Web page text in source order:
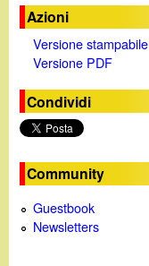
Azioni
Versione stampabile
Versione PDF
Condividi
Community
Guestbook
Newsletters